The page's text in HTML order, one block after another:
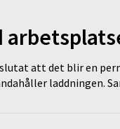
att det blir en
laddningen.